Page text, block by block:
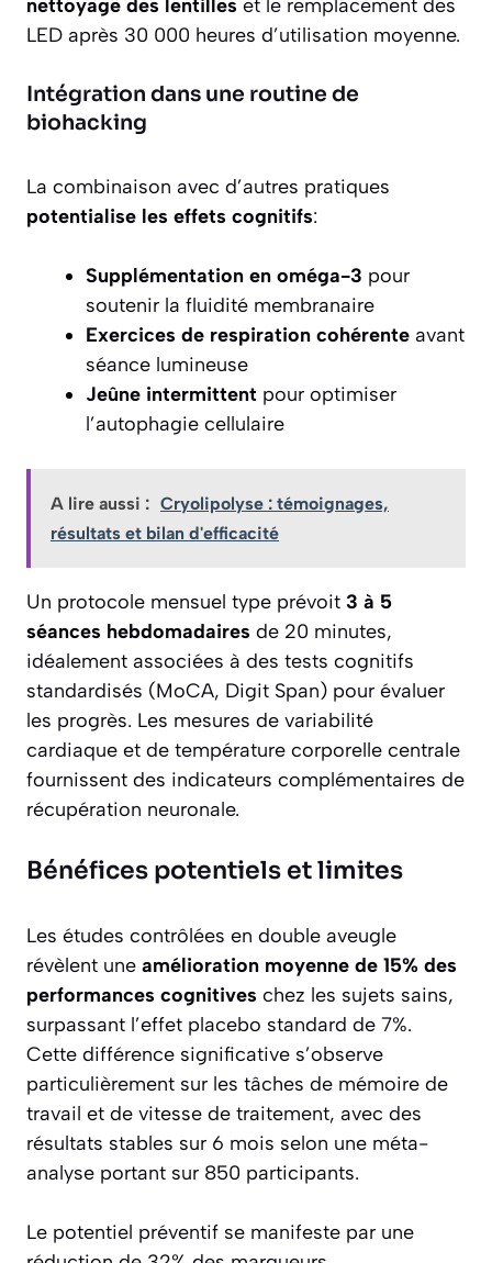
nettoyage des lentilles et le remplacement des
LED après 30 000 heures d’utilisation moyenne.
Intégration dans une routine de
biohacking
La combinaison avec d’autres pratiques
potentialise les effets cognitifs:
Supplémentation en oméga-3 pour
soutenir la fluidité membranaire
Exercices de respiration cohérente avant
séance lumineuse
Jeûne intermittent pour optimiser
l’autophagie cellulaire
A lire aussi : Cryolipolyse : témoignages,
résultats et bilan d'efficacité
Un protocole mensuel type prévoit 3 à 5
séances hebdomadaires de 20 minutes,
idéalement associées à des tests cognitifs
standardisés (MoCA, Digit Span) pour évaluer
les progrès. Les mesures de variabilité
cardiaque et de température corporelle centrale
fournissent des indicateurs complémentaires de
récupération neuronale.
Bénéfices potentiels et limites
Les études contrôlées en double aveugle
révèlent une amélioration moyenne de 15% des
performances cognitives chez les sujets sains,
surpassant l’effet placebo standard de 7%.
Cette différence significative s’observe
particulièrement sur les tâches de mémoire de
travail et de vitesse de traitement, avec des
résultats stables sur 6 mois selon une méta-
analyse portant sur 850 participants.
Le potentiel préventif se manifeste par une